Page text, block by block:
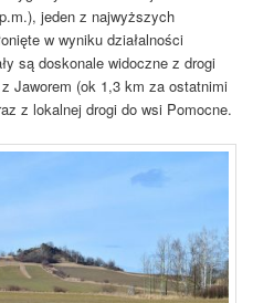
jeden z najwyższych
w wyniku działalności
są doskonale widoczne z drogi
Jaworem (ok 1,3 km za ostatnimi
z lokalnej drogi do wsi Pomocne.